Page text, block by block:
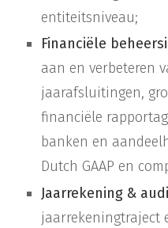
entiteitsniveau;
Financiële
aan en verbeteren
jaarafsluitingen,
financiële
banken en
Dutch GAAP en
Jaarrekening &
jaarrekeningtraject